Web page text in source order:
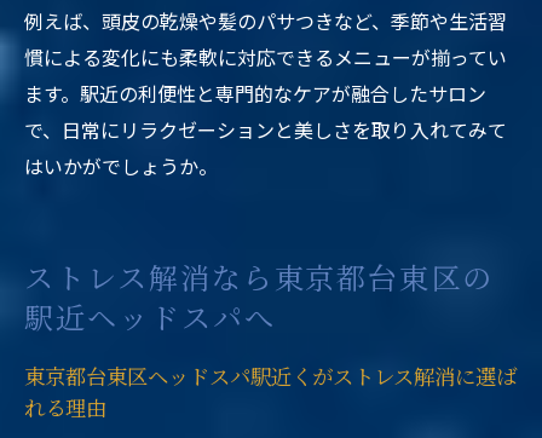
例えば、頭皮の乾燥や髪のパサつきなど、季節や生活習
慣による変化にも柔軟に対応できるメニューが揃ってい
ます。駅近の利便性と専門的なケアが融合したサロン
で、日常にリラクゼーションと美しさを取り入れてみて
はいかがでしょうか。
ストレス解消なら東京都台東区の
駅近ヘッドスパへ
東京都台東区ヘッドスパ駅近くがストレス解消に選ば
れる理由